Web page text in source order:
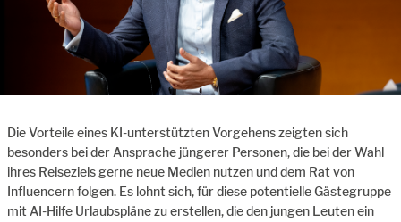
Die Vorteile eines KI-unterstützten Vorgehens zeigten sich
besonders bei der Ansprache jüngerer Personen, die bei der Wahl
ihres Reiseziels gerne neue Medien nutzen und dem Rat von
Influencern folgen. Es lohnt sich, für diese potentielle Gästegruppe
mit AI-Hilfe Urlaubspläne zu erstellen, die den jungen Leuten ein